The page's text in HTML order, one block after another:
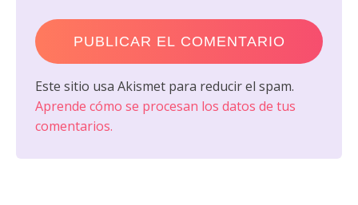
Este sitio usa Akismet para reducir el spam.
Aprende cómo se procesan los datos de tus
comentarios.